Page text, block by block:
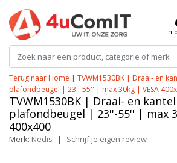
Terug naar Home | TVWM1530BK | Draai- en
plafondbeugel | 23''-55'' | max 30kg | VESA
TVWM1530BK | Draai- en
plafondbeugel | 23''-55'' | max
400x400
Merk: Nedis | Schrijf je eigen review